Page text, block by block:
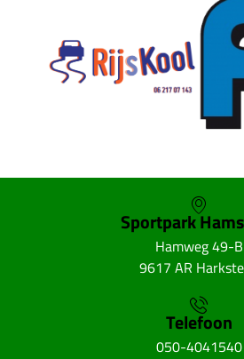
Sportpark
Hamweg 49-B
9617 AR
Telefoon
050-4041540